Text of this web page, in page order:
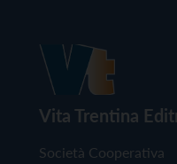
Vita Trentina
Società Cooperativa